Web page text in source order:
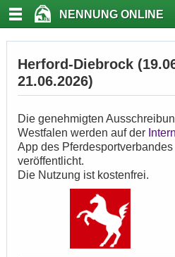
NENNUNG ONLINE
Herford-Diebrock
21.06.2026)
Die genehmigten
Westfalen werden auf der
App des
veröffentlicht.
Die Nutzung ist kostenfrei.